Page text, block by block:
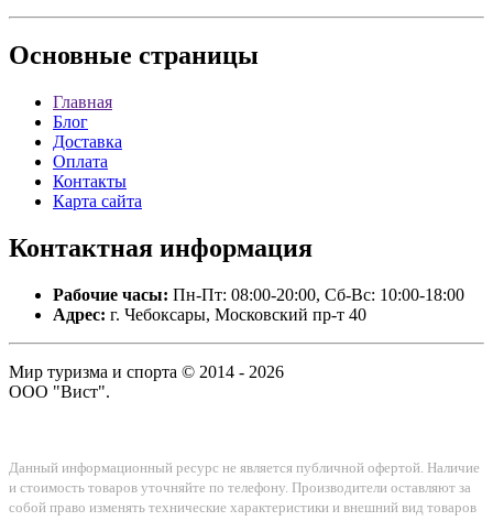
Основные страницы
Главная
Блог
Доставка
Оплата
Контакты
Карта сайта
Контактная информация
Рабочие часы: Пн-Пт: 08:00-20:00, Сб-Вс: 10:00-18:00
Адрес: г. Чебоксары, Московский пр-т 40
Мир туризма и спорта © 2014 - 2026
ООО "Вист".
Данный информационный ресурс не является публичной офертой. Наличие
и стоимость товаров уточняйте по телефону. Производители оставляют за
собой право изменять технические характеристики и внешний вид товаров